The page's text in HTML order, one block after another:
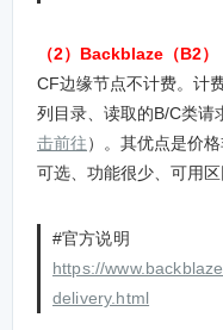
（2）Backblaze（B2）
CF边缘节点不计费。计
列目录、读取的B/C类请
击前往）。其优点是价
可选、功能很少、可用区
#官方说明
https://
delivery.html